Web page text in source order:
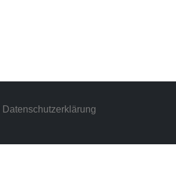
Datenschutzerklärung